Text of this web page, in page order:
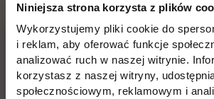
Niniejsza strona korzysta z plików
Wykorzystujemy pliki cookie do
i reklam, aby oferować funkcje
analizować ruch w naszej witrynie.
korzystasz z naszej witryny,
społecznościowym, reklamowym i
Pomiń
stopkę
Informacje w stopce
Edukacja
Licencjackie